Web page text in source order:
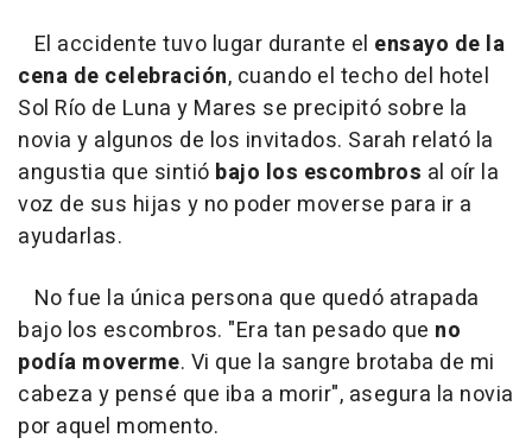
El accidente tuvo lugar durante el ensayo de la
cena de celebración, cuando el techo del hotel
Sol Río de Luna y Mares se precipitó sobre la
novia y algunos de los invitados. Sarah relató la
angustia que sintió bajo los escombros al oír la
voz de sus hijas y no poder moverse para ir a
ayudarlas.
No fue la única persona que quedó atrapada
bajo los escombros. "Era tan pesado que no
podía moverme. Vi que la sangre brotaba de mi
cabeza y pensé que iba a morir", asegura la novia
por aquel momento.